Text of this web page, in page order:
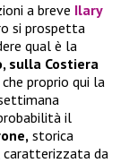
a breve Ilary
si prospetta
qual è la
sulla Costiera
proprio qui la
il
storica
caratterizzata da